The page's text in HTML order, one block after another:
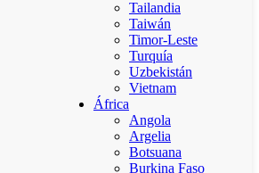
Tailandia
Taiwán
Timor-Leste
Turquía
Uzbekistán
Vietnam
África
Angola
Argelia
Botsuana
Burkina Faso